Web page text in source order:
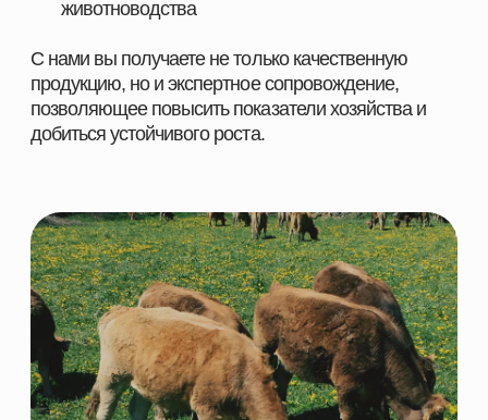
Главная
Каталог
О компании
Направления
Партнеры
Контакты
НАВИГАЦИЯ
Скотоводство
Свиноводство
Птицеводство
Рыбоводство
Ферменты
КАТЕГОРИИ